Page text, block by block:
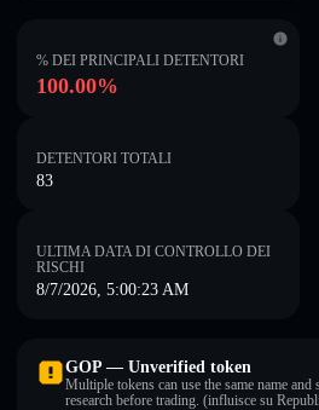
% DEI PRINCIPALI DETENTORI
100.00%
DETENTORI TOTALI
83
ULTIMA DATA DI CONTROLLO DEI
RISCHI
8/7/2026, 5:00:23 AM
GOP — Unverified token
Multiple tokens can use the same name
research before trading. (influisce su